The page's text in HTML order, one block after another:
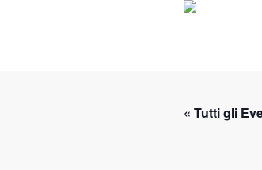
« Tutti gli